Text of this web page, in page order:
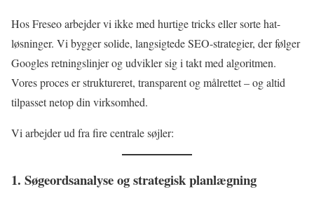
Hos Freseo arbejder vi ikke med hurtige tricks eller sorte hat-
løsninger. Vi bygger solide, langsigtede SEO-strategier, der følger
Googles retningslinjer og udvikler sig i takt med algoritmen.
Vores proces er struktureret, transparent og målrettet – og altid
tilpasset netop din virksomhed.
Vi arbejder ud fra fire centrale søjler:
1. Søgeordsanalyse og strategisk planlægning